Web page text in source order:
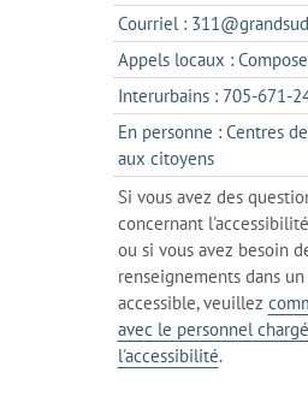
Courriel :
Appels locaux :
Interurbains : 705-671-
En personne : Centres
aux citoyenss'ouvre
dans
l'onglet
actuel
Si vous avez des
concernant
ou si vous avez besoin
renseignements dans
accessible, veuillez
avec le personnel
l'accessibilité.